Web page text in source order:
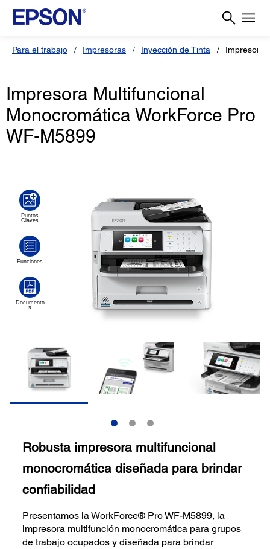
Para el trabajo Impresoras Inyección de Tinta Impresora
Impresora Multifuncional
Monocromática WorkForce Pro
WF-M5899
Robusta impresora multifuncional
monocromática diseñada para brindar
confiabilidad
Presentamos la WorkForce® Pro WF-M5899, la
impresora multifunción monocromática para grupos
de trabajo ocupados y diseñada para brindar